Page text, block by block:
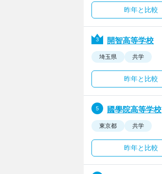
昨年と比較
開智高等学校
埼玉県 共学
昨年と比較
國學院高等学校
東京都 共学
昨年と比較